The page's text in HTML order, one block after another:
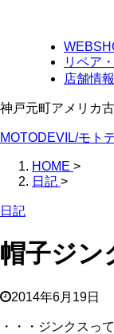
リペア
店舗情
神戸元町アメリカ
MOTODEVIL/モト
HOME >
日記 >
日記
帽子ジン
2014年6月19日
・・・ジンクスっ